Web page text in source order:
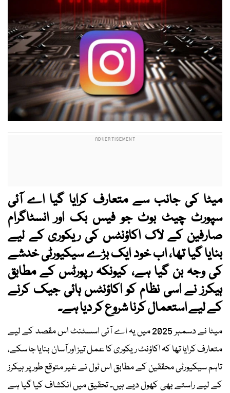
میٹا کی جانب سے متعارف کرایا گیا اے آئی
سپورٹ چیٹ بوٹ جو فیس بک اور انسٹاگرام
صارفین کے لاک اکاؤنٹس کی ریکوری کے لیے
بنایا گیا تھا، اب خود ایک بڑے سیکیورٹی خدشے
کی وجہ بن گیا ہے، کیونکہ رپورٹس کے مطابق
ہیکرز نے اسی نظام کو اکاؤنٹس ہائی جیک کرنے
کے لیے استعمال کرنا شروع کر دیا ہے۔
میٹا نے دسمبر 2025 میں یہ اے آئی اسسٹنٹ اس مقصد کے لیے
متعارف کرایا تھا کہ اکاؤنٹ ریکوری کا عمل تیز اور آسان بنایا جا سکے،
تاہم سیکیورٹی محققین کے مطابق اس ٹول نے غیر متوقع طور پر ہیکرز
کے لیے راستے بھی کھول دیے ہیں۔ تحقیق میں انکشاف کیا گیا ہے